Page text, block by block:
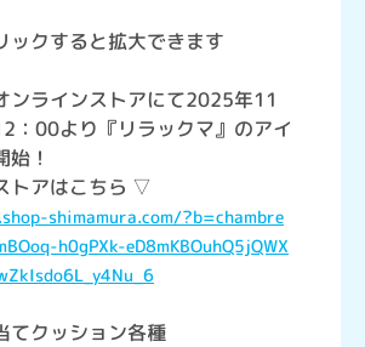
クすると拡大できます
ンラインストアにて2025年11
：00より『リラックマ』のアイ
！
トアはこちら ▽
shimamura.com/?b=chambre
h0gPXk-eD8mKBOuhQ5jQWX
てクッション各種